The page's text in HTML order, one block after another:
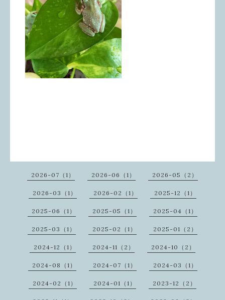
2026-07（1） 2026-06（1） 2026-05（2）
2026-03（1） 2026-02（1） 2025-12（1）
2025-06（1） 2025-05（1） 2025-04（1）
2025-03（1） 2025-02（1） 2025-01（2）
2024-12（1） 2024-11（2） 2024-10（2）
2024-08（1） 2024-07（1） 2024-03（1）
2024-02（1） 2024-01（1） 2023-12（2）